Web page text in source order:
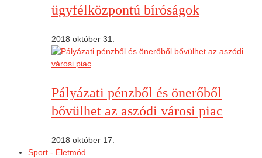
ügyfélközpontú bíróságok
2018 október 31.
Pályázati pénzből és önerőből
bővülhet az aszódi városi piac
2018 október 17.
Sport - Életmód